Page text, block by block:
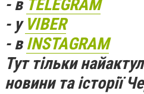
- в TELEGRAM
- у VIBER
- вINSTAGRAM
Тут тільки
новини та історії